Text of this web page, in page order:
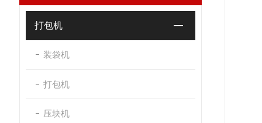
打包机
装袋机
打包机
压块机